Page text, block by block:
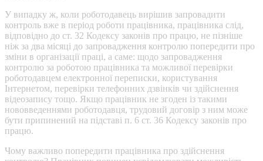
У випадку ж, коли роботодавець вирішив запровадити
контроль вже в період роботи працівника, працівника слід,
відповідно до ст. 32 Кодексу законів про працю, не пізніше
ніж за два місяці до запровадження контролю попередити про
зміни в організації праці, а саме: щодо запровадження
контролю за роботою працівника та можливої перевірки
роботодавцем електронної переписки, користування
Інтернетом, перевірки телефонних дзвінків чи здійснення
відеозапису тощо. Якщо працівник не згоден із такими
нововведеннями роботодавця, трудовий договір з ним може
бути припинений на підставі п. 6 ст. 36 Кодексу законів про
працю.
Чому важливо попередити працівника про здійснення